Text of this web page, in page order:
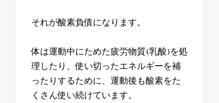
それが酸素負債になります。
体は運動中にためた疲労物質(乳酸)を処
理したり、使い切ったエネルギーを補
ったりするために、運動後も酸素をた
くさん使い続けています。